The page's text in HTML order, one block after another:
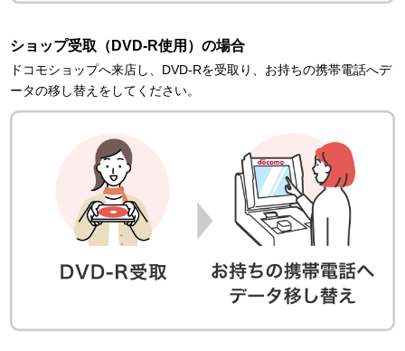
ショップ受取（DVD-R使用）の場合
ドコモショップへ来店し、DVD-Rを受取り、お持ちの携帯電話へデ
ータの移し替えをしてください。